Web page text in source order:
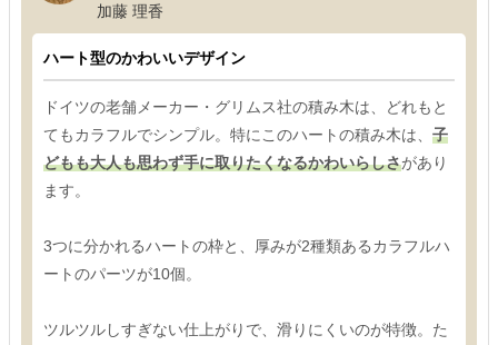
加藤 理香
ハート型のかわいいデザイン
ドイツの老舗メーカー・グリムス社の積み木は、どれもと
てもカラフルでシンプル。特にこのハートの積み木は、 子
どもも大人も思わず手に取りたくなるかわいらしさがあり
ます。
3つに分かれるハートの枠と、厚みが2種類あるカラフルハ
ートのパーツが10個。
ツルツルしすぎない仕上がりで、滑りにくいのが特徴。た